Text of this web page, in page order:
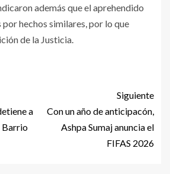
además que el aprehendido
hechos similares, por lo que
de la Justicia.
a
Barrio
Siguiente
Con un año de anticipacón,
Ashpa Sumaj anuncia el
FIFAS 2026